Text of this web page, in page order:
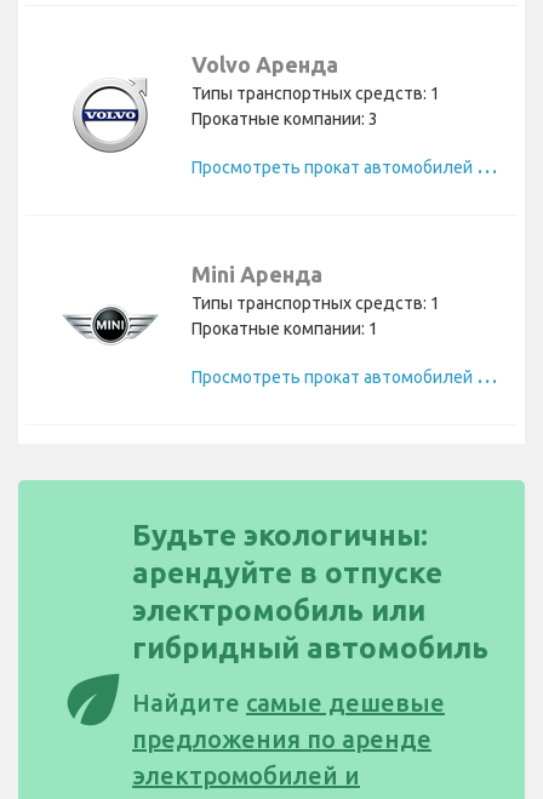
Volvo Аренда
Типы транспортных средств: 1
Прокатные компании: 3
П
росмотреть прокат автомобилей Volvo
Mini Аренда
Типы транспортных средств: 1
Прокатные компании: 1
П
росмотреть прокат автомобилей Mini
eco
Будьте экологичны:
арендуйте в отпуске
электромобиль или
гибридный автомобиль
Найдите самые дешевые
предложения по аренде
электромобилей и